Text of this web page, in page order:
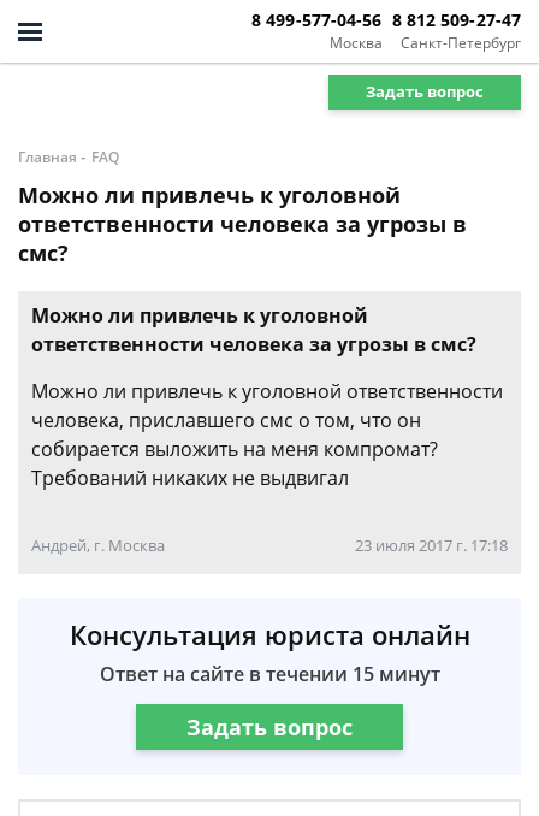
Москва
8 499-577-04-56
Санкт-Петербург
8 812 509-27-47
Задать вопрос
Главная - FAQ
Можно ли привлечь к уголовной
ответственности человека за угрозы в
смс?
Можно ли привлечь к уголовной
ответственности человека за угрозы в смс?
Можно ли привлечь к уголовной ответственности
человека, приславшего смс о том, что он
собирается выложить на меня компромат?
Требований никаких не выдвигал
Андрей, г. Москва 23 июля 2017 г. 17:18
Консультация юриста онлайн
Ответ на сайте в течении 15 минут
Задать вопрос